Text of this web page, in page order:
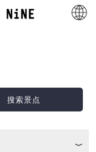
搜索景点